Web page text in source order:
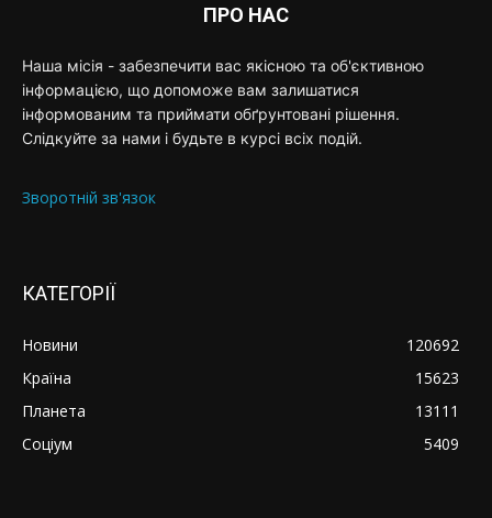
ПРО НАС
Наша місія - забезпечити вас якісною та об'єктивною
інформацією, що допоможе вам залишатися
інформованим та приймати обґрунтовані рішення.
Слідкуйте за нами і будьте в курсі всіх подій.
Зворотній зв'язок
КАТЕГОРІЇ
Новини
120692
Країна
15623
Планета
13111
Соціум
5409